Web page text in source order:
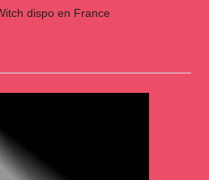
dispo en France